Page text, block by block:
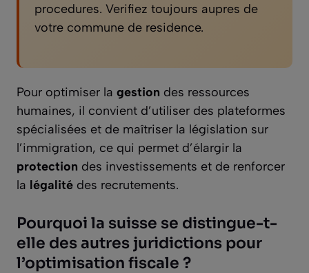
procedures. Verifiez toujours aupres de
votre commune de residence.
Pour optimiser la gestion des ressources
humaines, il convient d’utiliser des plateformes
spécialisées et de maîtriser la législation sur
l’immigration, ce qui permet d’élargir la
protection des investissements et de renforcer
la légalité des recrutements.
Pourquoi la suisse se distingue-t-
elle des autres juridictions pour
l’optimisation fiscale ?